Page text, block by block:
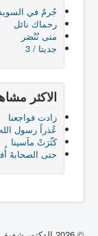
جُرمٌ في
رحماك نائل
متى نُنْصَر
جديتا / 3
الاكثر
زادت فواجعنا
عُذراً رسول الله
كَثُرَتْ مآسينا
حتى الصحابةَ